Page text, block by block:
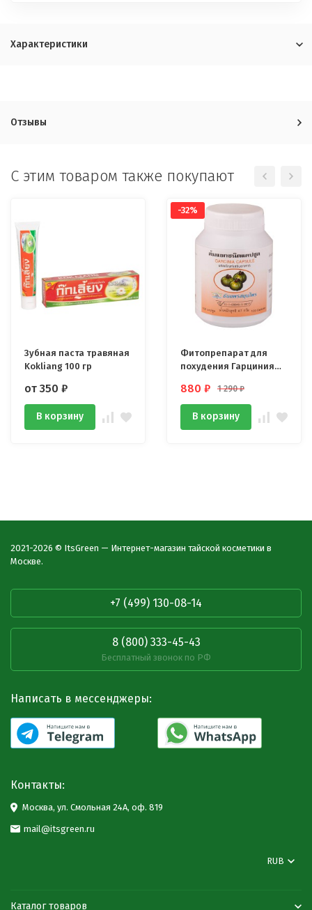
Характеристики
Отзывы
C этим товаром также покупают
Зубная паста травяная
Kokliang 100 гр
от 350 ₽
В корзину
-32%
Фитопрепарат для
похудения Гарциния
капсул
880 ₽ 1 290₽
В корзину
2021-2026 © ItsGreen — Интернет-магазин тайской косметики в
Москве.
+7 (499) 130-08-14
8 (800) 333-45-43
Бесплатный звонок по РФ
Написать в мессенджеры:
Контакты:
Москва, ул. Смольная 24А, оф. 819
mail@itsgreen.ru
RUB
Каталог товаров